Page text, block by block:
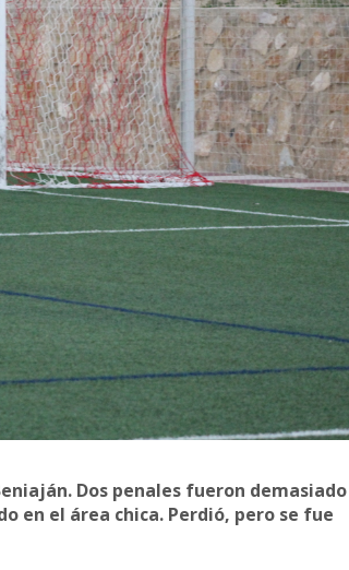
Dos penales fueron
en el área chica. Perdió, pero se fue